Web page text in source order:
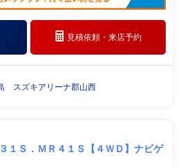
見積依頼・来店予約
スズキアリーナ郡山西
１Ｓ．ＭＲ４１Ｓ【４ＷＤ】ナビゲ